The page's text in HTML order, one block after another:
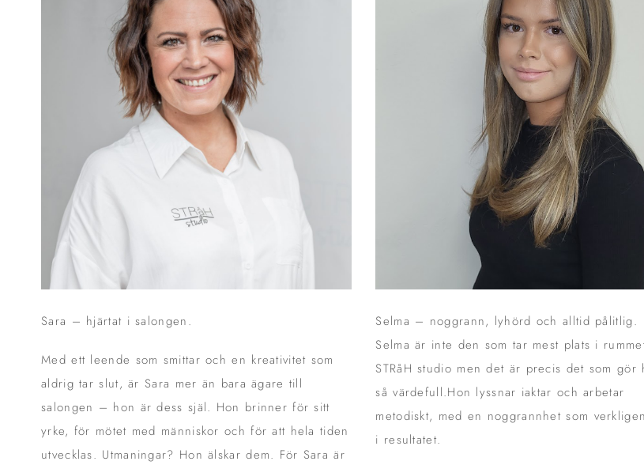
Sara – hjärtat i salongen.
Med ett leende som smittar och en kreativitet som
aldrig tar slut, är Sara mer än bara ägare till
salongen – hon är dess själ. Hon brinner för sitt
yrke, för mötet med människor och för att hela tiden
utvecklas. Utmaningar? Hon älskar dem. För Sara är
Selma – noggrann, lyhörd och alltid pålitlig.
Selma är inte den som tar mest plats i
STRåH studio men det är precis det som gör
så värdefull.Hon lyssnar iaktar och arbetar
metodiskt, med en noggrannhet som
i resultatet.